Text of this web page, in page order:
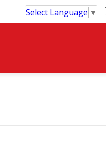
Select Language ▼